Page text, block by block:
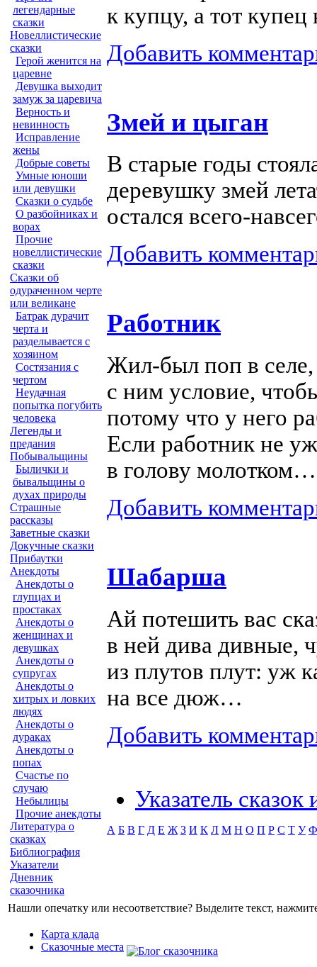
легендарные
сказки
Новеллистические
сказки
Герой женится на
царевне
Девушка выходит
замуж за царевича
Верность и
невинность
Исправление
жены
Добрые советы
Умные юноши
или девушки
Сказки о судьбе
О разбойниках и
ворах
Прочие
новеллистические
сказки
Сказки об
одураченном черте
или великане
Батрак дурачит
черта и
разделывается с
хозяином
Состязания с
чертом
Неудачная
попытка погубить
человека
Легенды и
предания
Побывальщины
Былички и
бывальщины о
духах природы
Страшные
рассказы
Заветные сказки
Докучные сказки
Прибаутки
Анекдоты
Анекдоты о
глупцах и
простаках
Анекдоты о
женщинах и
девушках
Анекдоты о
супругах
Анекдоты о
хитрых и ловких
людях
Анекдоты о
дураках
Анекдоты о
попах
Счастье по
случаю
Небылицы
Прочие анекдоты
Литература о
сказках
Библиография
Указатели
Дневник
сказочника
к купцу, а тот
Добавить
Змей и цыган
В старые годы
деревушку змей
остался всего-
Добавить
Работник
Жил-был поп в
с ним условие,
потому что у него
Если работник не
в голову молотком…
Добавить
Шабарша
Ай потешить вас
в ней дива дивные,
из плутов плут: уж
на все дюж…
Добавить
Указатель
А Б В Г Д Е Ж З И К Л М Н О П Р С Т У Ф
Нашли опечатку или несоответствие? Выделите текст,
Карта клада
Сказочные места